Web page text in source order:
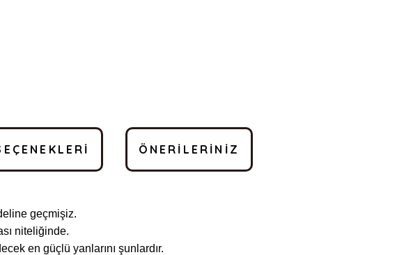
ÖNERILERINIZ
geçmişiz.
niteliğinde.
en güçlü yanlarını şunlardır.